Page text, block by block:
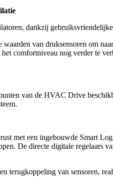
dankzij
van druksensoren om
comfortniveau nog verder te
van de HVAC Drive
een ingebouwde Smart
De directe digitale regelaars
van sensoren,